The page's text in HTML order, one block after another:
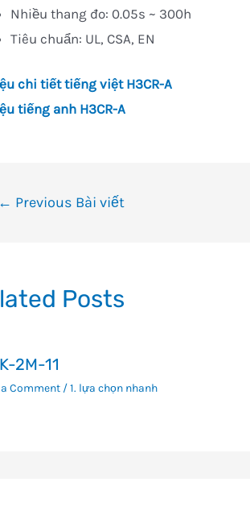
Nhiều thang đo: 0.05s ~ 300h
Tiêu chuẩn: UL, CSA, EN
chi tiết tiếng việt H3CR-A
tiếng anh H3CR-A
← Previous Bài viết
Posts
2M-11
a Comment /1. lựa chọn nhanh